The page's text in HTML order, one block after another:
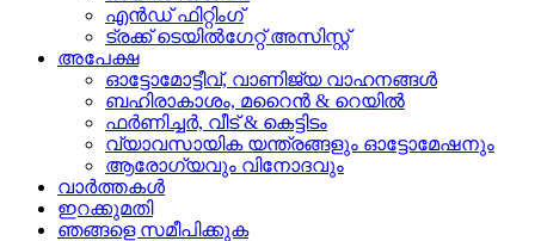
എൻഡ് ഫിറ്റിംഗ്
ട്രക്ക് ടെയിൽഗേറ്റ് അസിസ്റ്റ്
അപേക്ഷ
ഓട്ടോമോട്ടീവ്, വാണിജ്യ വാഹനങ്ങൾ
ബഹിരാകാശം, മറൈൻ & റെയിൽ
ഫർണിച്ചർ, വീട് & കെട്ടിടം
വ്യാവസായിക യന്ത്രങ്ങളും ഓട്ടോമേഷനും
ആരോഗ്യവും വിനോദവും
വാർത്തകൾ
ഇറക്കുമതി
ഞങ്ങളെ സമീപിക്കുക